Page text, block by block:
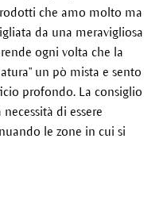
che amo molto ma
da una meravigliosa
ogni volta che la
un pò mista e sento
profondo. La consiglio
di essere
le zone in cui si